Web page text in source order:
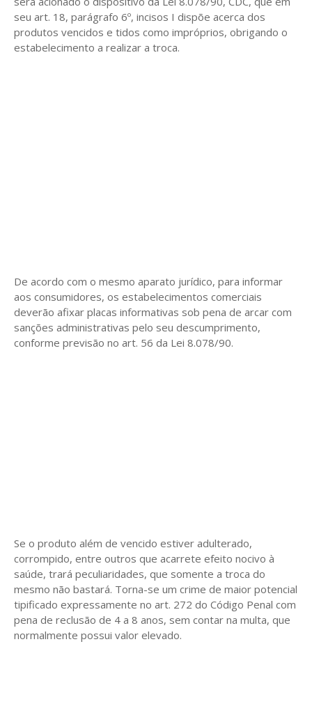
seu art. 18, parágrafo 6º, incisos I dispõe acerca dos
produtos vencidos e tidos como impróprios, obrigando o
estabelecimento a realizar a troca.
De acordo com o mesmo aparato jurídico, para informar
aos consumidores, os estabelecimentos comerciais
deverão afixar placas informativas sob pena de arcar com
sanções administrativas pelo seu descumprimento,
conforme previsão no art. 56 da Lei 8.078/90.
Se o produto além de vencido estiver adulterado,
corrompido, entre outros que acarrete efeito nocivo à
saúde, trará peculiaridades, que somente a troca do
mesmo não bastará. Torna-se um crime de maior potencial
tipificado expressamente no art. 272 do Código Penal com
pena de reclusão de 4 a 8 anos, sem contar na multa, que
normalmente possui valor elevado.